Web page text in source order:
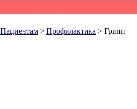
Пациентам > Профилактика > Грипп